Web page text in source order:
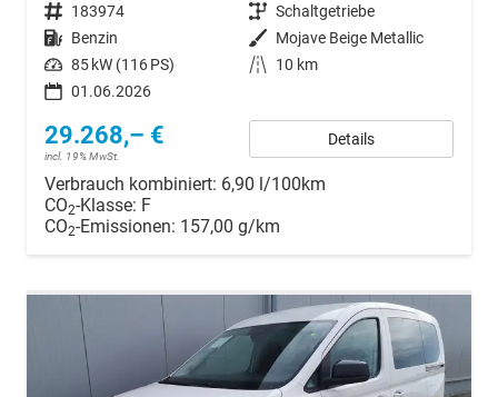
Fahrzeugnr. 183974 Getriebe Schaltgetriebe
Kraftstoff Benzin Außenfarbe Mojave Beige Metallic
Leistung 85 kW (116 PS) Kilometerstand
10 km
01.06.2026
29.268,– €
incl. 19% MwSt.
Details
Verbrauch kombiniert: 6,90 l/100km
CO2-Klasse: F
CO2-Emissionen: 157,00 g/km